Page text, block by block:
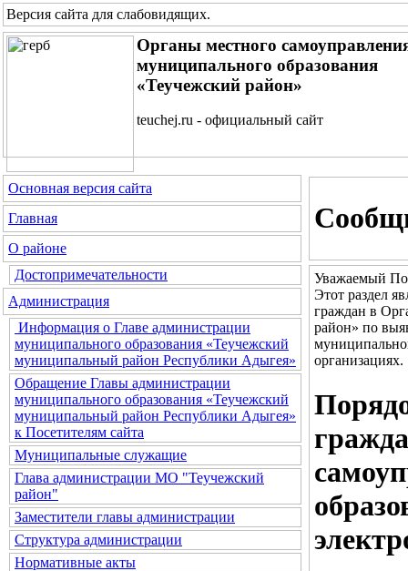
Версия сайта для слабовидящих.
Органы местного
муниципального образования
«Теучежский район»
teuchej.ru - официальный сайт
Основная версия сайта
Главная
О районе
Достопримечательности
Администрация
Информация о Главе администрации
муниципального образования «Теучежский
муниципальный район Республики Адыгея»
Обращение Главы администрации
муниципального образования «Теучежский
муниципальный район Республики Адыгея»
к Посетителям сайта
Муниципальные служащие
Глава администрации МО "Теучежский
район"
Заместители главы администрации
Структура администрации
Нормативные акты
Уважаемый
Этот раздел
граждан в
район» по
организациях.